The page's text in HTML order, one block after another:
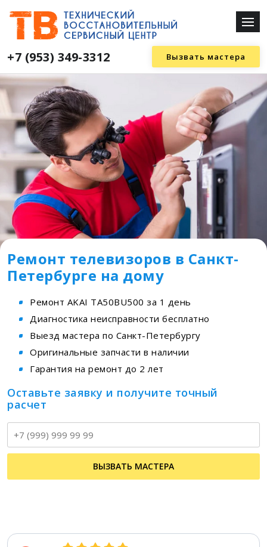
+7 (953) 349-3312 Вызвать мастера
Ремонт телевизоров в Санкт-
Петербурге на дому
Ремонт AKAI TA50BU500 за 1 день
Диагностика неисправности бесплатно
Выезд мастера по Санкт-Петербургу
Оригинальные запчасти в наличии
Гарантия на ремонт до 2 лет
Оставьте заявку и получите точный
расчет
ВЫЗВАТЬ МАСТЕРА